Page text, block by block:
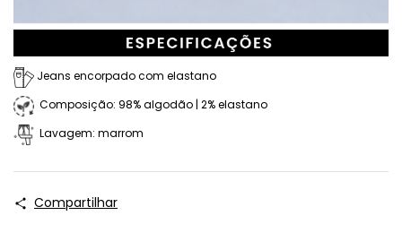
Jeans encorpado com elastano
Composição: 98% algodão | 2% elastano
Lavagem: marrom
Compartilhar